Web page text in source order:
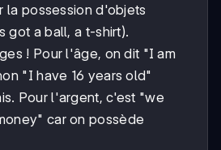
la possession d'objets
got a ball, a t-shirt).
! Pour l'âge, on dit "I am
"I have 16 years old"
Pour l'argent, c'est "we
car on possède